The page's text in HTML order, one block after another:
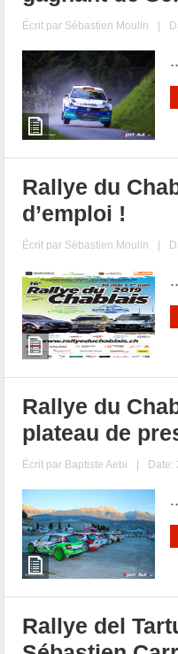
Écrit par Sébastien Moulin |
Rallye du
d’emploi !
Écrit par Sébastien Moulin |
Rallye du
plateau de
Écrit par Baptiste Aebi | Date:
Rallye del